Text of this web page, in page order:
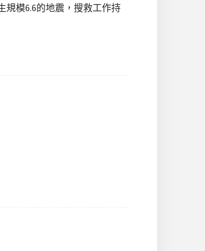
規模6.6的地震，搜救工作持